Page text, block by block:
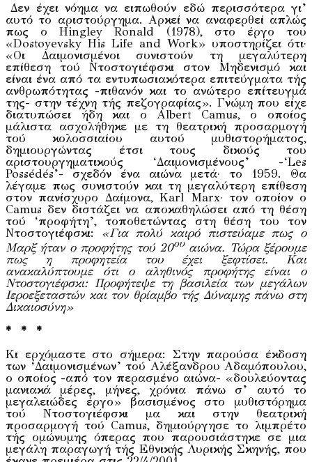
Δεν έχει νόημα να ειπωθούν εδώ περισσότερα γι’
αυτό το αριστούργημα. Αρκεί να αναφερθεί απλώς
πως ο Hingley Ronald (1978), στο έργο του
«Dostoyevsky His Life and Work» υποστηρίζει ότι·
«Οι Δαιμονισμένοι συνιστούν τη μεγαλύτερη
επίθεση τού Ντοστογιέφσκι στον Μηδενισμό και
είναι ένα από τα εντυπωσιακότερα επιτεύγματα τής
ανθρωπότητας -πιθανόν και το ανώτερο επίτευγμά
της- στην τέχνη τής πεζογραφίας». Γνώμη που είχε
διατυπώσει ήδη και ο Albert Camus, ο οποίος
μάλιστα ασχολήθηκε με τη θεατρική προσαρμογή
τού κολοσσιαίου αυτού μυθιστορήματος,
δημιουργώντας έτσι τους δικούς του
αριστουργηματικούς ‘Δαιμονισμένους’ -‘Les
Possédés’- σχεδόν ένα αιώνα μετά· το 1959. Θα
λέγαμε πως συνιστούν και τη μεγαλύτερη επίθεση
στον πανίσχυρο Δαίμονα, Karl Marx· τον οποίον ο
Camus δεν διστάζει να αποκαθηλώσει από τη θέση
τού ‘προφήτη’, τοποθετώντας στη θέση του τον
Ντοστογιέφσκι: «Για πολύ καιρό πιστεύαμε πως ο
Μαρξ ήταν ο προφήτης τού 20ουαιώνα. Τώρα ξέρουμε
πως η προφητεία του έχει ξεφτίσει. Και
ανακαλύπτουμε ότι ο αληθινός προφήτης είναι ο
Ντοστογιέφσκι: Προφήτεψε τη βασιλεία των μεγάλων
Ιεροεξεταστών και τον θρίαμβο τής Δύναμης πάνω στη
Δικαιοσύνη»
* * *
Κι ερχόμαστε στο σήμερα: Στην παρούσα έκδοση
των ‘Δαιμονισμένων’ τού Αλέξανδρου Αδαμόπουλου,
ο οποίος -από τον περασμένο αιώνα- «δουλεύοντας
μανιακά μέρες, μήνες, χρόνια πάνω σ’ αυτό το
μεγαλειώδες έργο» βασισμένος στο μυθιστόρημα
τού Ντοστογιέφσκι μα και στην θεατρική
προσαρμογή τού Camus, δημιούργησε το λιμπρέτο
τής ομώνυμης όπερας που παρουσιάστηκε σε μια
μεγάλη παραγωγή τής Εθνικής Λυρικής Σκηνής, που